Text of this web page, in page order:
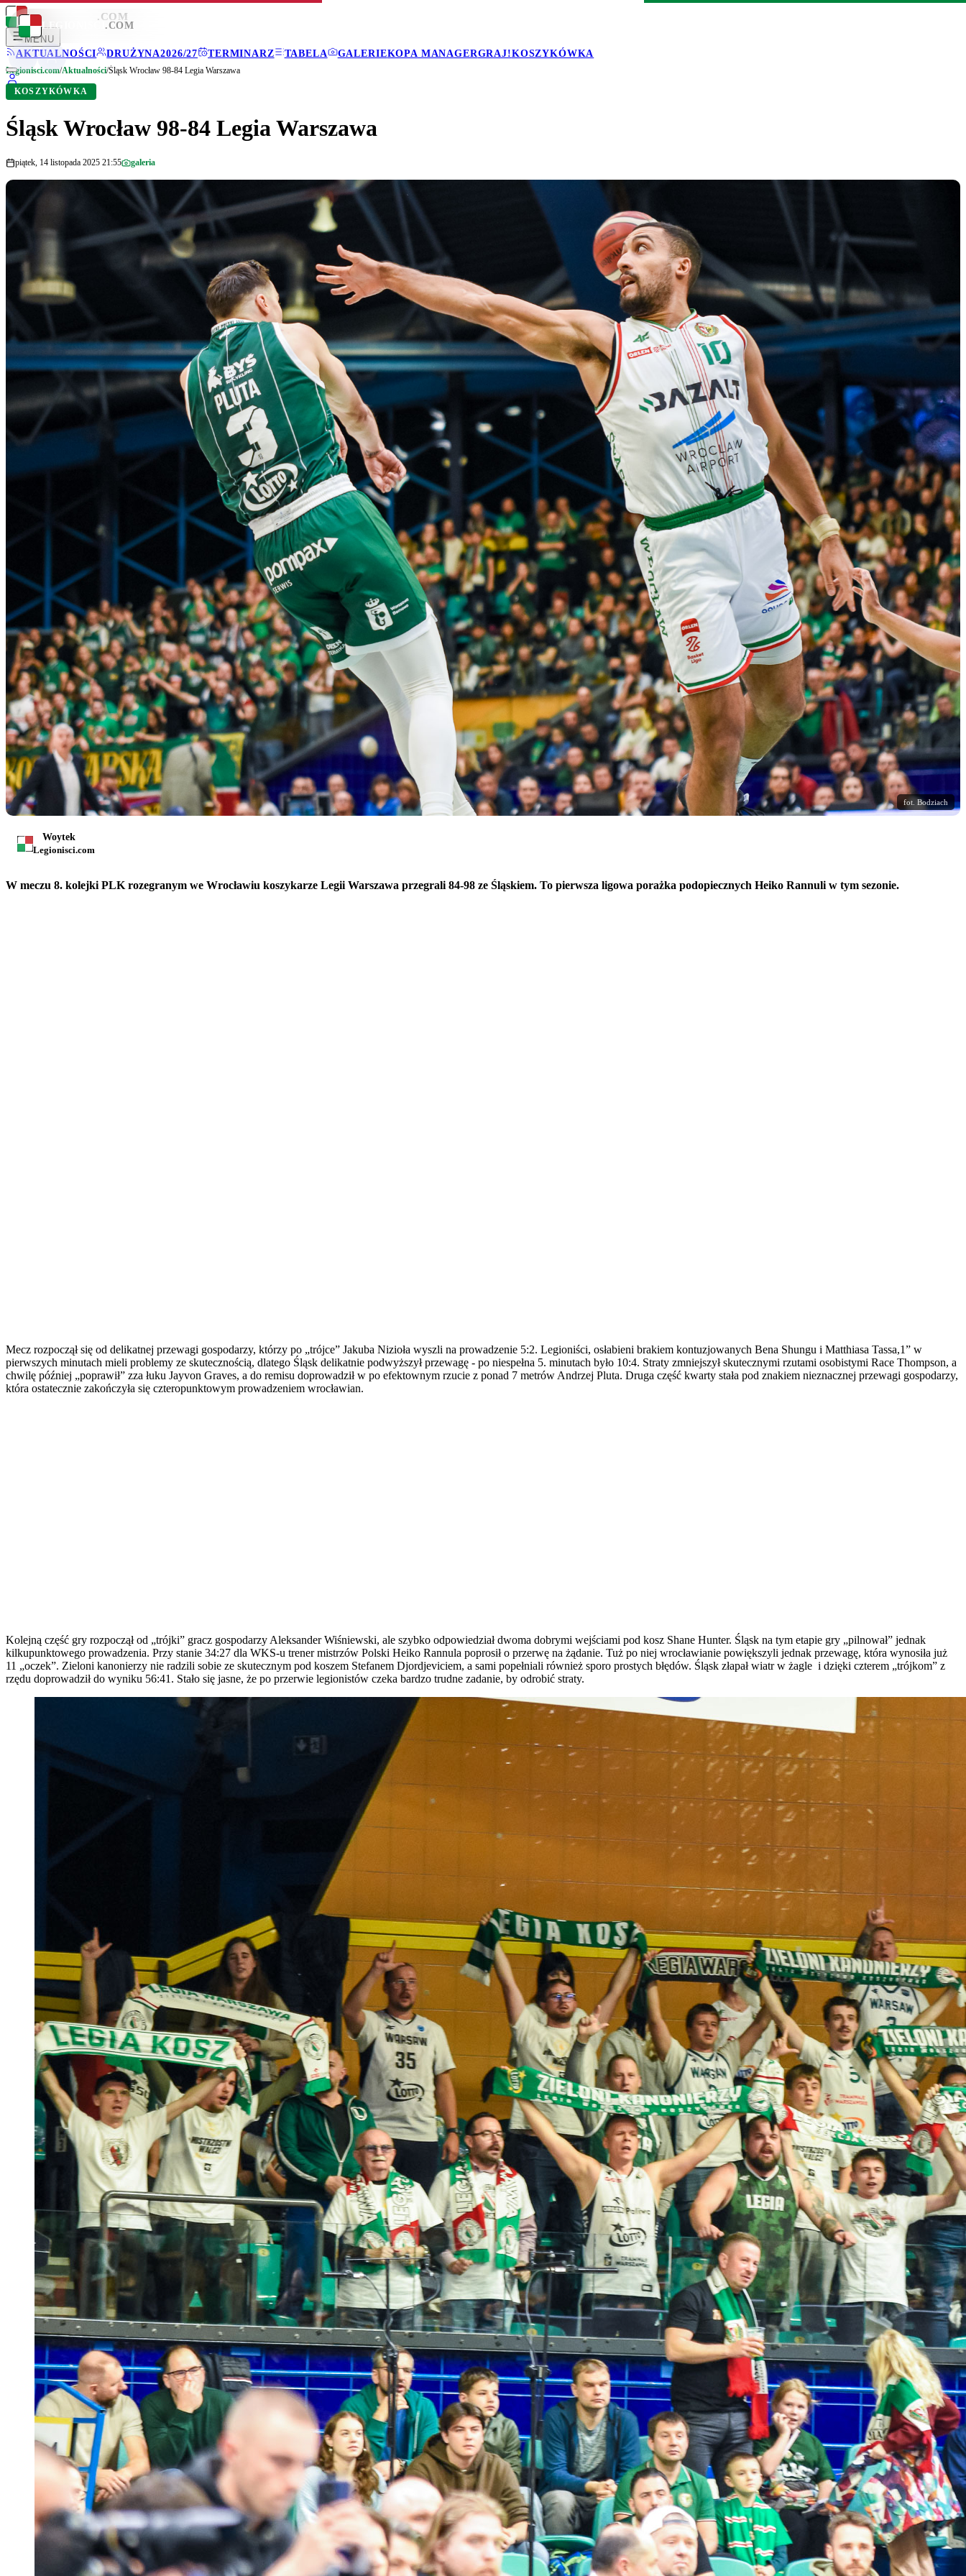
LEGIONISCI .COM
MENU
AKTUALNOŚCI
DRUŻYNA2026/27 TERMINARZ TABELA GALERIEKOPA MANAGERGRAJ!KOSZYKÓWKA
LEGIONISCI .COM
Legionisci.com/Aktualności/Śląsk Wrocław 98-84 Legia Warszawa
KOSZYKÓWKA
Śląsk Wrocław 98-84 Legia Warszawa
piątek, 14 listopada 2025 21:55 galeria
fot. Bodziach
Woytek
Legionisci.com
W meczu 8. kolejki PLK rozegranym we Wrocławiu koszykarze Legii Warszawa przegrali 84-98 ze Śląskiem. To pierwsza ligowa porażka podopiecznych Heiko Rannuli w tym sezonie.
Mecz rozpoczął się od delikatnej przewagi gospodarzy, którzy po „trójce” Jakuba Nizioła wyszli na prowadzenie 5:2. Legioniści, osłabieni brakiem kontuzjowanych Bena Shungu i Matthiasa Tassa,1” w
pierwszych minutach mieli problemy ze skutecznością, dlatego Śląsk delikatnie podwyższył przewagę - po niespełna 5. minutach było 10:4. Straty zmniejszył skutecznymi rzutami osobistymi Race Thompson, a
chwilę później „poprawił” zza łuku Jayvon Graves, a do remisu doprowadził w po efektownym rzucie z ponad 7 metrów Andrzej Pluta. Druga część kwarty stała pod znakiem nieznacznej przewagi gospodarzy,
która ostatecznie zakończyła się czteropunktowym prowadzeniem wrocławian.
Kolejną część gry rozpoczął od „trójki” gracz gospodarzy Aleksander Wiśniewski, ale szybko odpowiedział dwoma dobrymi wejściami pod kosz Shane Hunter. Śląsk na tym etapie gry „pilnował” jednak
kilkupunktowego prowadzenia. Przy stanie 34:27 dla WKS-u trener mistrzów Polski Heiko Rannula poprosił o przerwę na żądanie. Tuż po niej wrocławianie powiększyli jednak przewagę, która wynosiła już
11 „oczek”. Zieloni kanonierzy nie radzili sobie ze skutecznym pod koszem Stefanem Djordjeviciem, a sami popełniali również sporo prostych błędów. Śląsk złapał wiatr w żagle i dzięki czterem „trójkom” z
rzędu doprowadził do wyniku 56:41. Stało się jasne, że po przerwie legionistów czeka bardzo trudne zadanie, by odrobić straty.